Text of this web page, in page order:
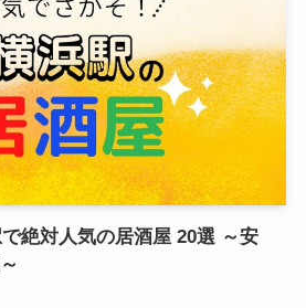
で絶対人気の居酒屋 20選 ～安